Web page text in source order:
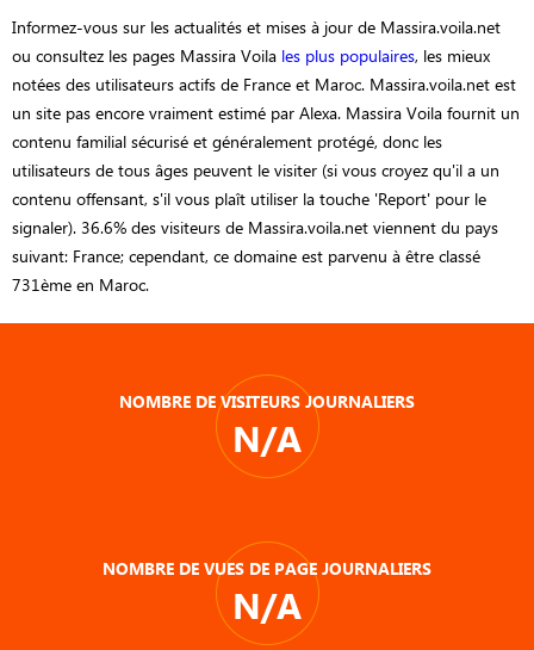
Informez-vous sur les actualités et mises à jour de Massira.voila.net
ou consultez les pages Massira Voila les plus populaires, les mieux
notées des utilisateurs actifs de France et Maroc. Massira.voila.net est
un site pas encore vraiment estimé par Alexa. Massira Voila fournit un
contenu familial sécurisé et généralement protégé, donc les
utilisateurs de tous âges peuvent le visiter (si vous croyez qu'il a un
contenu offensant, s'il vous plaît utiliser la touche 'Report' pour le
signaler). 36.6% des visiteurs de Massira.voila.net viennent du pays
suivant: France; cependant, ce domaine est parvenu à être classé
731ème en Maroc.
NOMBRE DE VISITEURS JOURNALIERS
N/A
NOMBRE DE VUES DE PAGE JOURNALIERS
N/A